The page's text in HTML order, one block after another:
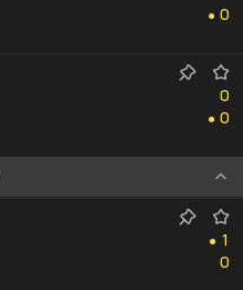
● 0
0
0
●
0
0
●
1
10
0